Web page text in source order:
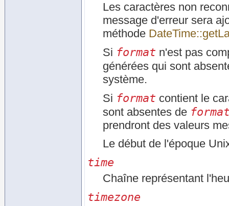
Les caractères non
message d'erreur sera
méthode
Si format n'est pas
générées qui sont
système.
Si format contient le
sont absentes de
prendront des valeurs
Le début de l'époque
time
Chaîne représentant
timezone